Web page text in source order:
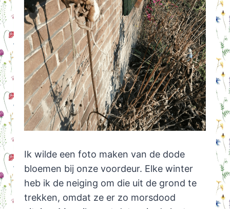
Ik wilde een foto maken van de dode
bloemen bij onze voordeur. Elke winter
heb ik de neiging om die uit de grond te
trekken, omdat ze er zo morsdood